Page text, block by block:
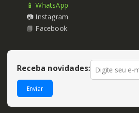
📱 WhatsApp
📷 Instagram
📘 Facebook
Receba novidades:
Enviar